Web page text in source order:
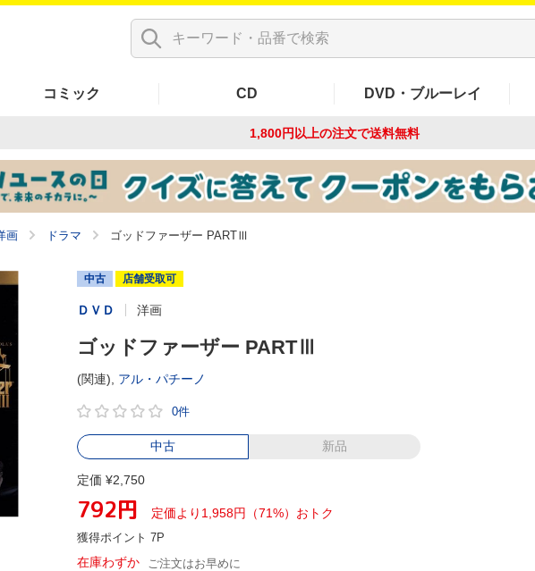
コミック CD DVD・ブルーレイ
1,800円以上の注文で送料無料
画 ドラマ ゴッドファーザー PARTⅢ
中古 店舗受取可
ＤＶＤ 洋画
ゴッドファーザー PARTⅢ
(関連), アル・パチーノ
0件
中古 新品
定価 ¥2,750
792円 定価より1,958円（71%）おトク
獲得ポイント 7P
在庫わずか ご注文はお早めに